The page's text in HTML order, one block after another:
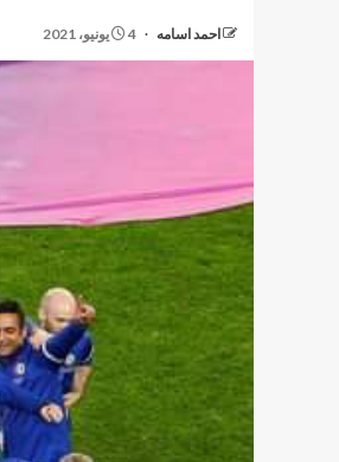
احمد اسامه 4 يونيو، 2021